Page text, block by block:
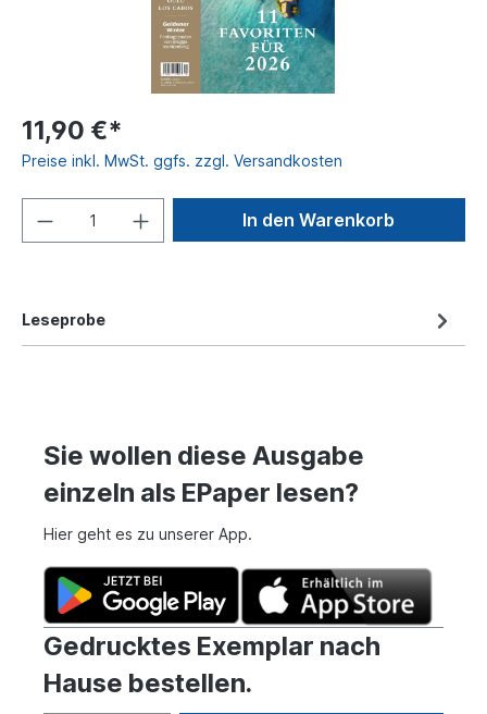
11,90 €*
Preise inkl. MwSt. ggfs. zzgl. Versandkosten
In den Warenkorb
Leseprobe
Sie wollen diese Ausgabe
einzeln als EPaper lesen?
Hier geht es zu unserer App.
Gedrucktes Exemplar nach
Hause bestellen.